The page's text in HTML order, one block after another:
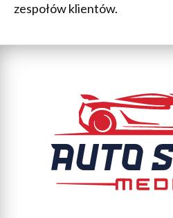
zespołów klientów.